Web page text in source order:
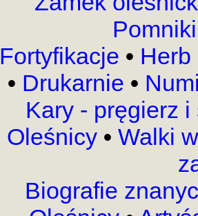
Fortyfikacje •
• Drukarnie •
Kary - pręgierz
Oleśnicy • Walki
Biografie